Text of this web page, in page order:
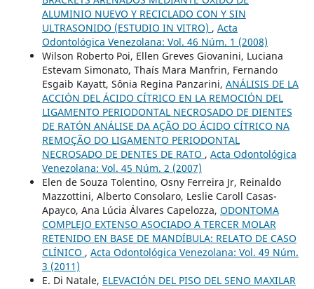
ALUMINIO NUEVO Y RECICLADO CON Y SIN
ULTRASONIDO (ESTUDIO IN VITRO) , Acta
Odontológica Venezolana: Vol. 46 Núm. 1 (2008)
Wilson Roberto Poi, Ellen Greves Giovanini, Luciana
Estevam Simonato, Thaís Mara Manfrin, Fernando
Esgaib Kayatt, Sônia Regina Panzarini, ANÁLISIS DE LA
ACCIÓN DEL ÁCIDO CÍTRICO EN LA REMOCIÓN DEL
LIGAMENTO PERIODONTAL NECROSADO DE DIENTES
DE RATÓN ANÁLISE DA AÇÃO DO ÁCIDO CÍTRICO NA
REMOÇÃO DO LIGAMENTO PERIODONTAL
NECROSADO DE DENTES DE RATO , Acta Odontológica
Venezolana: Vol. 45 Núm. 2 (2007)
Elen de Souza Tolentino, Osny Ferreira Jr, Reinaldo
Mazzottini, Alberto Consolaro, Leslie Caroll Casas-
Apayco, Ana Lúcia Álvares Capelozza, ODONTOMA
COMPLEJO EXTENSO ASOCIADO A TERCER MOLAR
RETENIDO EN BASE DE MANDÍBULA: RELATO DE CASO
CLÍNICO , Acta Odontológica Venezolana: Vol. 49 Núm.
3 (2011)
E. Di Natale, ELEVACIÓN DEL PISO DEL SENO MAXILAR